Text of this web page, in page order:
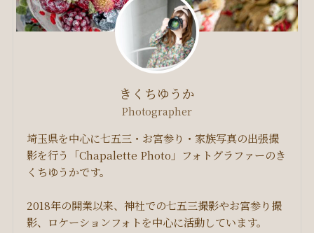
きくちゆうか
Photographer
埼玉県を中心に七五三・お宮参り・家族写真の出張撮
影を行う「Chapalette Photo」フォトグラファーのき
くちゆうかです。
2018年の開業以来、神社での七五三撮影やお宮参り撮
影、ロケーションフォトを中心に活動しています。